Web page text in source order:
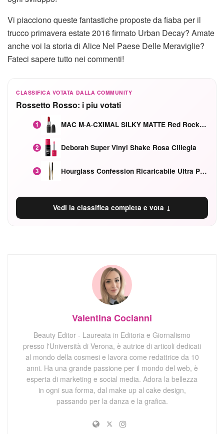
Vi piacciono queste fantastiche proposte da fiaba per il
trucco primavera estate 2016 firmato Urban Decay? Amate
anche voi la storia di Alice Nel Paese Delle Meraviglie?
Fateci sapere tutto nei commenti!
CLASSIFICA VOTATA DALLA COMMUNITY
Rossetto Rosso: i piu votati
1 MAC M·A·CXIMAL SILKY MATTE Red Rock mat
2 Deborah Super Vinyl Shake Rosa Ciliegia
3 Hourglass Confession Ricaricabile Ultra Preciso Ad Alta Intensità Secretly Classic Red
Vedi la classifica completa e vota ↓
Valentina Cocianni
Beauty Editor - Laureata in Editoria e Giornalismo
presso l'Università di Verona, è autrice di articoli dedicati
al mondo della cosmesi e lavora come redattrice da 10
anni. Ha una grande passione per il mondo del web, è
esperta di marketing e social media. Adora la bellezza
in ogni sua forma, dal make up al cake design,
passando per la danza e la grafica.